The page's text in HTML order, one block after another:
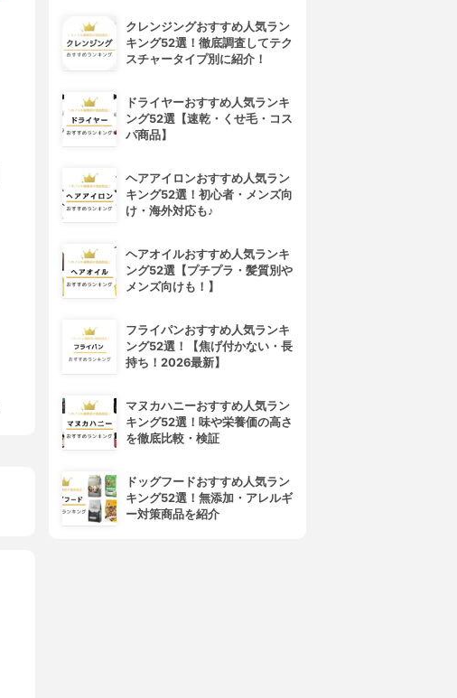
クレンジングおすすめ人気ラン
キング52選！徹底調査してテク
スチャータイプ別に紹介！
ドライヤーおすすめ人気ランキ
ング52選【速乾・くせ毛・コス
パ商品】
ヘアアイロンおすすめ人気ラン
キング52選！初心者・メンズ向
け・海外対応も♪
ヘアオイルおすすめ人気ランキ
ング52選【プチプラ・髪質別や
メンズ向けも！】
フライパンおすすめ人気ランキ
ング52選！【焦げ付かない・長
持ち！2026最新】
マヌカハニーおすすめ人気ラン
キング52選！味や栄養価の高さ
を徹底比較・検証
ドッグフードおすすめ人気ラン
キング52選！無添加・アレルギ
ー対策商品を紹介